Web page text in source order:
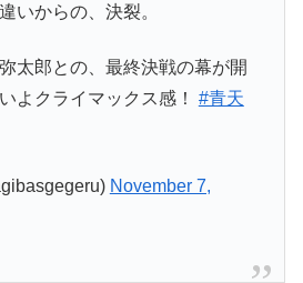
いからの、決裂。
太郎との、最終決戦の幕が開
よクライマックス感！ #青天
November 7,